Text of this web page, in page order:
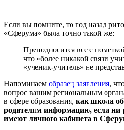
Если вы помните, то год назад
«Сферума» была точно такой же:
Преподносится все с
что «более никакой связи
«ученик-учитель» не
Напоминаем образец заявления,
вопрос вашим региональным
в сфере образования, как школа
родителям информацию, если ни
имеют личного кабинета в